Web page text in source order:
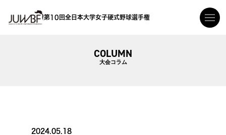
第10回全日本大学女子硬式野球選手権
COLUMN
大会コラム
2024.05.18